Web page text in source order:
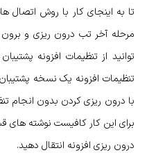
تا به اینجای کار با روش اتصال
مرحله آخر تب درون ریزی و
توانید از تنظیمات افزونه
تنظیمات افزونه یک نسخه
با درون‌ ریزی کردن بدون انجام
برای این‌ کار کافیست نوشته‌
درون ریزی افزونه انتقال دهید.